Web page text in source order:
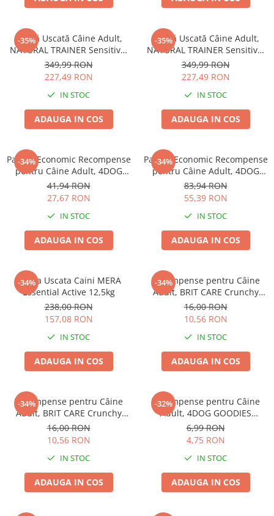
-35%
Hrană Uscată Câine Adult,
NATURAL TRAINER Sensitive,
Fără Gluten, Talie
Medie/Mare, Iepure, 12kg
349,99 RON
227,49 RON
IN STOC
ADAUGA IN COS
-35%
Hrană Uscată Câine Adult,
NATURAL TRAINER Sensitive,
Fără Gluten, Talie
Medie/Mare, Miel, 12kg
349,99 RON
227,49 RON
IN STOC
ADAUGA IN COS
-34%
Pachet Economic Recompense
pentru Câine Adult, 4DOG
GOODIES Trainer, Miel și
Orez, 6x150g
41,94 RON
27,67 RON
IN STOC
ADAUGA IN COS
-34%
Pachet Economic Recompense
pentru Câine Adult, 4DOG
GOODIES Classic, Jerky
Tenders Pui, 6x100g
83,94 RON
55,39 RON
IN STOC
ADAUGA IN COS
-34%
Hrana Uscata Caini MERA
Essential Active 12,5kg
238,00 RON
157,08 RON
IN STOC
ADAUGA IN COS
-34%
Recompense pentru Câine
Adult, BRIT CARE Crunchy
Cracker, Insecte, Curcan și
Mere, 200g
16,00 RON
10,56 RON
IN STOC
ADAUGA IN COS
-34%
Recompense pentru Câine
Adult, BRIT CARE Crunchy
Cracker, Insecte, Iepure și
Fenicul, 200g
16,00 RON
10,56 RON
IN STOC
ADAUGA IN COS
-32%
Recompense pentru Câine
Adult, 4DOG GOODIES
Trainer, Miel și Orez, 150g
6,99 RON
4,75 RON
IN STOC
ADAUGA IN COS